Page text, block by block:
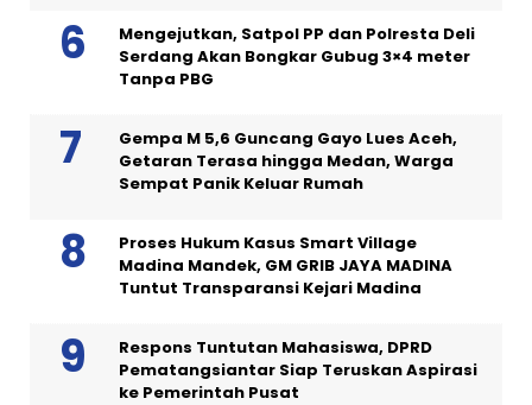
Mengejutkan, Satpol PP dan Polresta Deli
Serdang Akan Bongkar Gubug 3×4 meter
Tanpa PBG
Gempa M 5,6 Guncang Gayo Lues Aceh,
Getaran Terasa hingga Medan, Warga
Sempat Panik Keluar Rumah
Proses Hukum Kasus Smart Village
Madina Mandek, GM GRIB JAYA MADINA
Tuntut Transparansi Kejari Madina
Respons Tuntutan Mahasiswa, DPRD
Pematangsiantar Siap Teruskan Aspirasi
ke Pemerintah Pusat